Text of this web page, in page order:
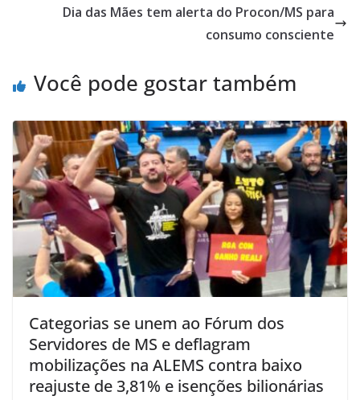
Dia das Mães tem alerta do Procon/MS para
consumo consciente
Você pode gostar também
Categorias se unem ao Fórum dos
Servidores de MS e deflagram
mobilizações na ALEMS contra baixo
reajuste de 3,81% e isenções bilionárias